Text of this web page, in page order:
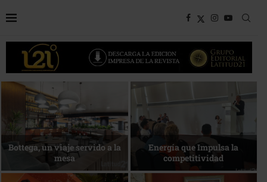
Desarrollo en disputa… ¿Hasta
dónde crecer?
Más allá del descanso